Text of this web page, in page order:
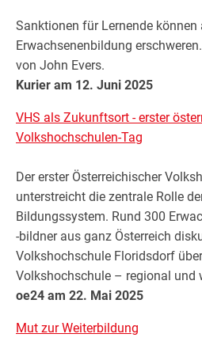
Sanktionen für Lernende können
Erwachsenenbildung
von John Evers.
Kurier am 12. Juni 2025
VHS als Zukunftsort - erster
Volkshochschulen-Tag
Der erster Österreichischer
unterstreicht die zentrale Rolle
Bildungssystem. Rund 300
-bildner aus ganz Österreich
Volkshochschule Floridsdorf
Volkshochschule – regional und
oe24 am 22. Mai 2025
Mut zur Weiterbildung